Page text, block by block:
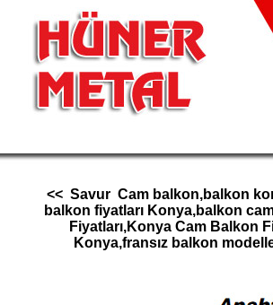
<< Savur Cam balkon,balkon
balkon fiyatları Konya,balkon
Fiyatları,Konya Cam Balkon
Konya,fransız balkon